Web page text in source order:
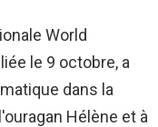
World
le 9 octobre, a
dans la
Hélène et à